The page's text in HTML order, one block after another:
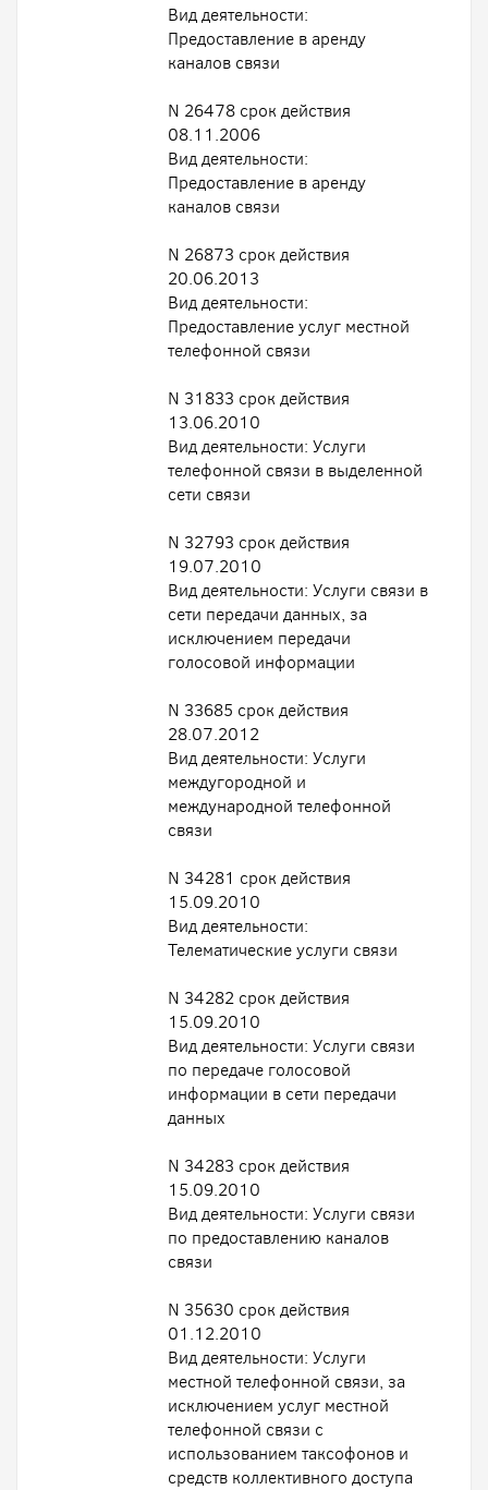
Вид деятельности:
Предоставление в аренду
каналов связи
N 26478 срок действия
08.11.2006
Вид деятельности:
Предоставление в аренду
каналов связи
N 26873 срок действия
20.06.2013
Вид деятельности:
Предоставление услуг местной
телефонной связи
N 31833 срок действия
13.06.2010
Вид деятельности: Услуги
телефонной связи в выделенной
сети связи
N 32793 срок действия
19.07.2010
Вид деятельности: Услуги связи в
сети передачи данных, за
исключением передачи
голосовой информации
N 33685 срок действия
28.07.2012
Вид деятельности: Услуги
междугородной и
международной телефонной
связи
N 34281 срок действия
15.09.2010
Вид деятельности:
Телематические услуги связи
N 34282 срок действия
15.09.2010
Вид деятельности: Услуги связи
по передаче голосовой
информации в сети передачи
данных
N 34283 срок действия
15.09.2010
Вид деятельности: Услуги связи
по предоставлению каналов
связи
N 35630 срок действия
01.12.2010
Вид деятельности: Услуги
местной телефонной связи, за
исключением услуг местной
телефонной связи с
использованием таксофонов и
средств коллективного доступа